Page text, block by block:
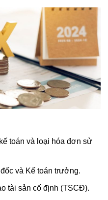
toán và loại hóa đơn sử
và Kế toán trưởng.
tài sản cố định (TSCĐ).